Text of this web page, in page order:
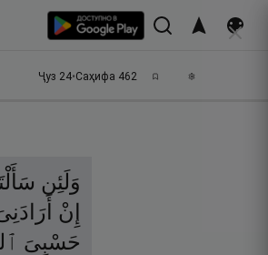
Ҷуз 24•Саҳифа 462
وَلَئِن
إِنْ
حَسْبِىَ